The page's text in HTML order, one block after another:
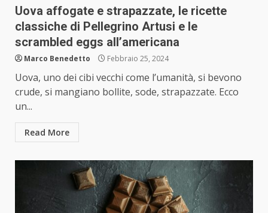
Uova affogate e strapazzate, le ricette
classiche di Pellegrino Artusi e le
scrambled eggs all’americana
Marco Benedetto Febbraio 25, 2024
Uova, uno dei cibi vecchi come l’umanità, si bevono
crude, si mangiano bollite, sode, strapazzate. Ecco
un...
Read More